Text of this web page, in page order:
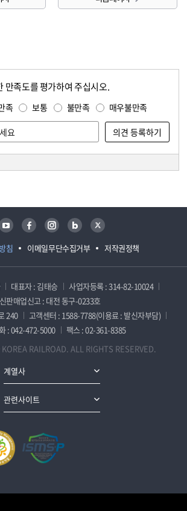
만족도를 평가하여 주십시오.
족 보통 불만족 매우불만족
침 이메일무단수집거부 저작권정책
유튜브 페이스북 인스타그램 블로그 트위터
대표자 : 김태승
사업자등록 : 314-82-10024
판매업신고 : 대전 동구-0233호
240
고객센터 : 1588-7788(이용료 : 발신자부담)
: 042-472-5000
팩스 : 02-361-8385
RAILROAD. ALL RIGHTS RESERVED.
계열사
관련사이트